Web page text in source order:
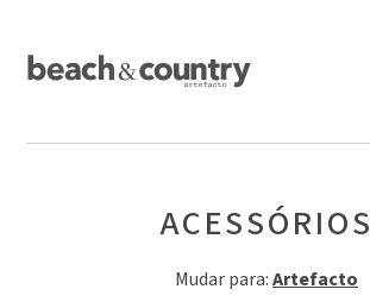
ACESSÓRIOS
Mudar para:Artefacto